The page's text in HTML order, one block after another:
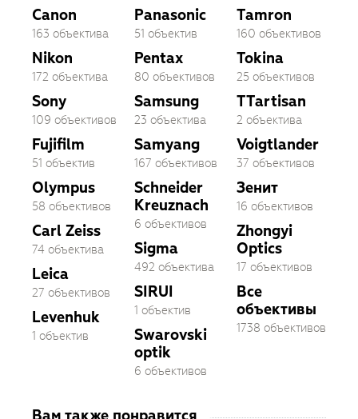
Canon
163 объектива
Nikon
172 объектива
Sony
109 объективов
Fujifilm
51 объектив
Olympus
58 объективов
Carl Zeiss
74 объектива
Leica
27 объективов
Levenhuk
1 объектив
Panasonic
51 объектив
Pentax
80 объективов
Samsung
23 объектива
Samyang
167 объективов
Schneider
Kreuznach
6 объективов
Sigma
492 объектива
SIRUI
1 объектив
Swarovski
optik
6 объективов
Tamron
160 объективов
Tokina
25 объективов
TTartisan
2 объектива
Voigtlander
37 объективов
Зенит
16 объективов
Zhongyi
Optics
17 объективов
Все
объективы
1738 объективов